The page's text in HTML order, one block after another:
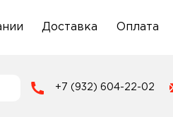
Доставка Оплата
+7 (932) 604-22-02